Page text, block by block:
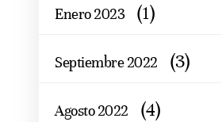
Enero 2023 (1)
Septiembre 2022 (3)
Agosto 2022 (4)